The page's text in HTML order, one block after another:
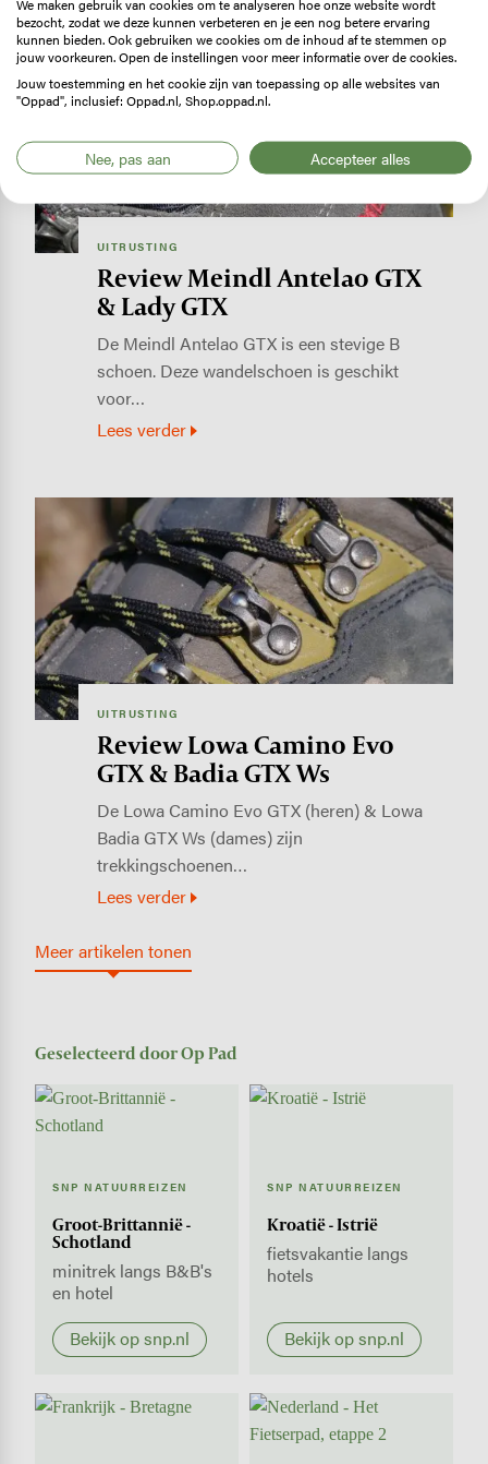
Image
UITRUSTING
Review Meindl Antelao GTX
& Lady GTX
De Meindl Antelao GTX is een stevige B
schoen. Deze wandelschoen is geschikt
voor…
Lees verder
Image
UITRUSTING
Review Lowa Camino Evo
GTX & Badia GTX Ws
De Lowa Camino Evo GTX (heren) & Lowa
Badia GTX Ws (dames) zijn
trekkingschoenen…
Lees verder
Meer artikelen tonen
Geselecteerd door Op Pad
SNP NATUURREIZEN
Groot-Brittannië -
Schotland
minitrek langs B&B's
en hotel
Bekijk op snp.nl
SNP NATUURREIZEN
Kroatië - Istrië
fietsvakantie langs
hotels
Bekijk op snp.nl
We maken gebruik van cookies om te analyseren hoe onze website wordt
bezocht, zodat we deze kunnen verbeteren en je een nog betere ervaring
kunnen bieden. Ook gebruiken we cookies om de inhoud af te stemmen op
jouw voorkeuren. Open de instellingen voor meer informatie over de cookies.
Jouw toestemming en het cookie zijn van toepassing op alle websites van
"Oppad", inclusief: Oppad.nl, Shop.oppad.nl.
Nee, pas aan Accepteer alles